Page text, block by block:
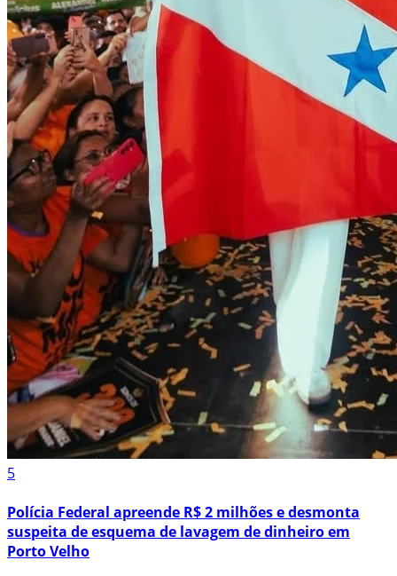
5
Polícia Federal apreende R$ 2 milhões e desmonta
suspeita de esquema de lavagem de dinheiro em
Porto Velho